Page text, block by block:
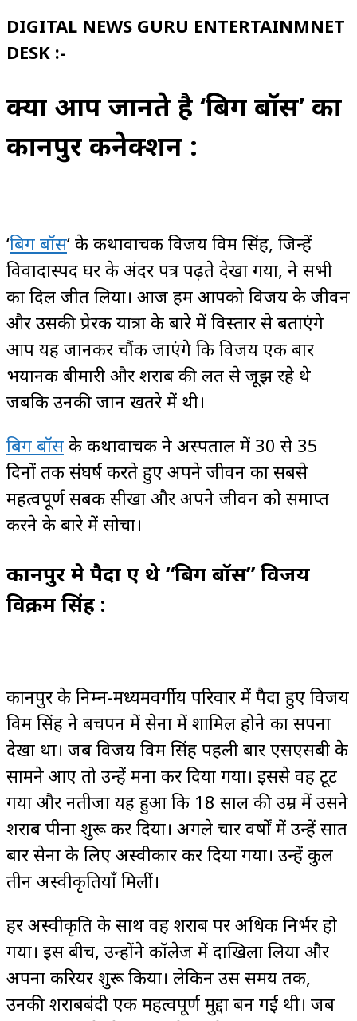
DIGITAL NEWS GURU ENTERTAINMNET
DESK :-
क्या आप जानते है ‘बिग बॉस’ का
कानपुर कनेक्शन :
‘बिग बॉस‘ के कथावाचक विजय विक्रम सिंह, जिन्हें
विवादास्पद घर के अंदर पत्र पढ़ते देखा गया, ने सभी
का दिल जीत लिया। आज हम आपको विजय के जीवन
और उसकी प्रेरक यात्रा के बारे में विस्तार से बताएंगे
आप यह जानकर चौंक जाएंगे कि विजय एक बार
भयानक बीमारी और शराब की लत से जूझ रहे थे
जबकि उनकी जान खतरे में थी।
बिग बॉस के कथावाचक ने अस्पताल में 30 से 35
दिनों तक संघर्ष करते हुए अपने जीवन का सबसे
महत्वपूर्ण सबक सीखा और अपने जीवन को समाप्त
करने के बारे में सोचा।
कानपुर मे पैदा हुए थे “बिग बॉस” विजय
विक्रम सिंह :
कानपुर के निम्न-मध्यमवर्गीय परिवार में पैदा हुए विजय
विक्रम सिंह ने बचपन में सेना में शामिल होने का सपना
देखा था। जब विजय विक्रम सिंह पहली बार एसएसबी के
सामने आए तो उन्हें मना कर दिया गया। इससे वह टूट
गया और नतीजा यह हुआ कि 18 साल की उम्र में उसने
शराब पीना शुरू कर दिया। अगले चार वर्षों में उन्हें सात
बार सेना के लिए अस्वीकार कर दिया गया। उन्हें कुल
तीन अस्वीकृतियाँ मिलीं।
हर अस्वीकृति के साथ वह शराब पर अधिक निर्भर हो
गया। इस बीच, उन्होंने कॉलेज में दाखिला लिया और
अपना करियर शुरू किया। लेकिन उस समय तक,
उनकी शराबबंदी एक महत्वपूर्ण मुद्दा बन गई थी। जब